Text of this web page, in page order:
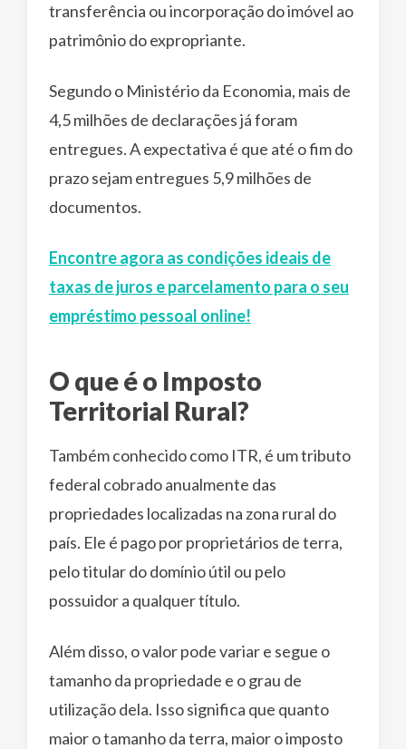
transferência ou incorporação do imóvel ao
patrimônio do expropriante.
Segundo o Ministério da Economia, mais de
4,5 milhões de declarações já foram
entregues. A expectativa é que até o fim do
prazo sejam entregues 5,9 milhões de
documentos.
Encontre agora as condições ideais de
taxas de juros e parcelamento para o seu
empréstimo pessoal online!
O que é o Imposto
Territorial Rural?
Também conhecido como ITR, é um tributo
federal cobrado anualmente das
propriedades localizadas na zona rural do
país. Ele é pago por proprietários de terra,
pelo titular do domínio útil ou pelo
possuidor a qualquer título.
Além disso, o valor pode variar e segue o
tamanho da propriedade e o grau de
utilização dela. Isso significa que quanto
maior o tamanho da terra, maior o imposto